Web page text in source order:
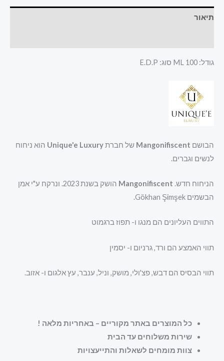
תיאור
גודל: 100 ML סוג: E.D.P
הבושם Mangonifiscent של חברתUnique'e Luxury הוא ניחוח
לנשים וגברים.
הניחוח חדש. Mangonifiscent
הושק בשנת 2023. ונרקח ע"י אמן
הבשמים Gökhan Şimşek.
התווים העליונים הם מנגו ו- תפוז ברגמוט
תווי האמצע הם ורד, גרניום ו- יסמין
תווי הבסיס הם דבש, פצ'ולי, מושק, וניל, ענבר, עץ אלגום ו- אזוב.
כל המוצרים באתר מקוריים – באחריות מלאה !
שירות משלוחים עד הבית
צוות מומחים לשאלות והתייעצויות